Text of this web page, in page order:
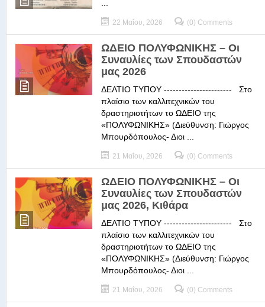
22 Μαΐου, 2026 (0) Comments
ΩΔΕΙΟ ΠΟΛΥΦΩΝΙΚΗΣ – Οι
Συναυλίες των Σπουδαστών
μας 2026
ΔΕΛΤΙΟ ΤΥΠΟΥ ----------------------- Στο
πλαίσιο των καλλιτεχνικών του
δραστηριοτήτων το ΩΔΕΙΟ της
«ΠΟΛΥΦΩΝΙΚΗΣ» (Διεύθυνση: Γιώργος
Μπουρδόπουλος- Διοι ...
21 Μαΐου, 2026 (0) Comments
ΩΔΕΙΟ ΠΟΛΥΦΩΝΙΚΗΣ – Οι
Συναυλίες των Σπουδαστών
μας 2026, Κιθάρα
ΔΕΛΤΙΟ ΤΥΠΟΥ ----------------------- Στο
πλαίσιο των καλλιτεχνικών του
δραστηριοτήτων το ΩΔΕΙΟ της
«ΠΟΛΥΦΩΝΙΚΗΣ» (Διεύθυνση: Γιώργος
Μπουρδόπουλος- Διοι ...
21 Μαΐου, 2026 (0) Comments